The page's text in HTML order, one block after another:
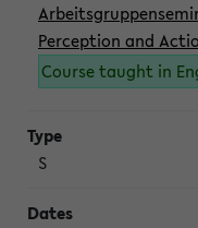
Perception and
Course taught in
S